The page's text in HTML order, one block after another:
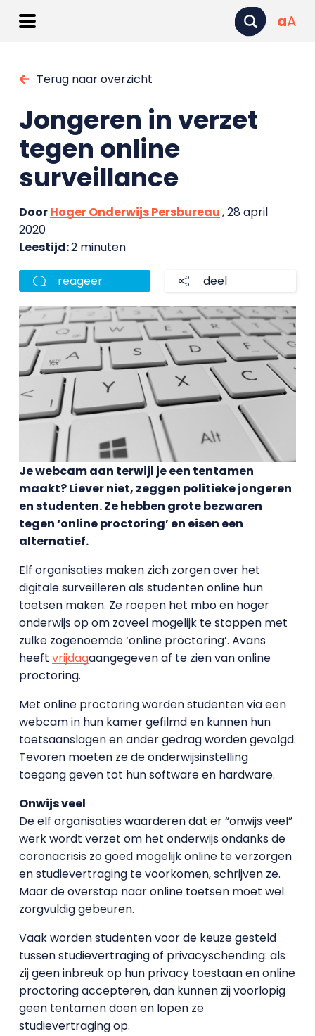
aA
Terug naar overzicht
Jongeren in verzet
tegen online
surveillance
DoorHoger Onderwijs Persbureau, 28 april
2020
Leestijd:2 minuten
reageer deel
Je webcam aan terwijl je een tentamen
maakt? Liever niet, zeggen politieke jongeren
en studenten. Ze hebben grote bezwaren
tegen ‘online proctoring’ en eisen een
alternatief.
Elf organisaties maken zich zorgen over het
digitale surveilleren als studenten online hun
toetsen maken. Ze roepen het mbo en hoger
onderwijs op om zoveel mogelijk te stoppen met
zulke zogenoemde ‘online proctoring’. Avans
heeft vrijdagaangegeven af te zien van online
proctoring.
Met online proctoring worden studenten via een
webcam in hun kamer gefilmd en kunnen hun
toetsaanslagen en ander gedrag worden gevolgd.
Tevoren moeten ze de onderwijsinstelling
toegang geven tot hun software en hardware.
Onwijs veel
De elf organisaties waarderen dat er “onwijs veel”
werk wordt verzet om het onderwijs ondanks de
coronacrisis zo goed mogelijk online te verzorgen
en studievertraging te voorkomen, schrijven ze.
Maar de overstap naar online toetsen moet wel
zorgvuldig gebeuren.
Vaak worden studenten voor de keuze gesteld
tussen studievertraging of privacyschending: als
zij geen inbreuk op hun privacy toestaan en online
proctoring accepteren, dan kunnen zij voorlopig
geen tentamen doen en lopen ze
studievertraging op.